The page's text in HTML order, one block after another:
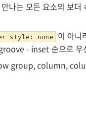
나는 모든 요소의
style: none
이 아니
- inset 순으로 우
group, column,